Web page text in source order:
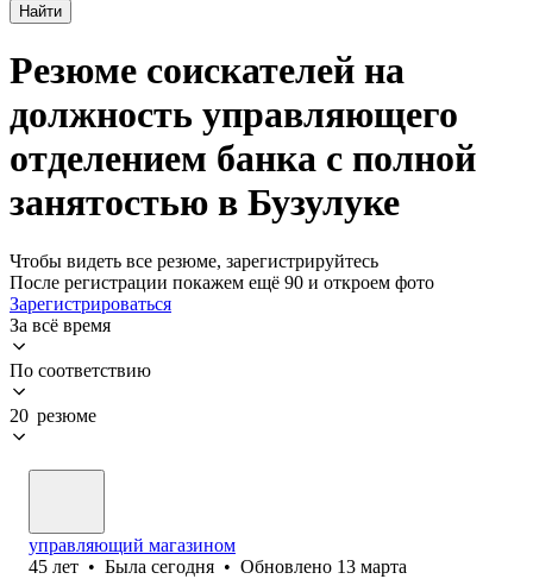
Найти
Резюме соискателей на
должность управляющего
отделением банка с полной
занятостью в Бузулуке
Чтобы видеть все резюме, зарегистрируйтесь
После регистрации покажем ещё 90 и откроем фото
Зарегистрироваться
За всё время
По соответствию
20 резюме
управляющий магазином
45 лет • Была сегодня • Обновлено 13 марта